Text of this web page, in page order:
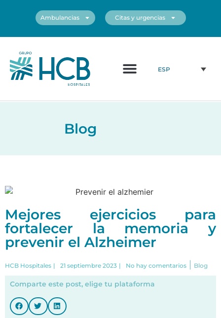
Ambulancias Citas y urgencias
ESP
Blog
Mejores ejercicios para
fortalecer la memoria y
prevenir el Alzheimer
HCB Hospitales | 21 septiembre 2023 | No hay comentarios Blog
Comparte este post, elige tu plataforma